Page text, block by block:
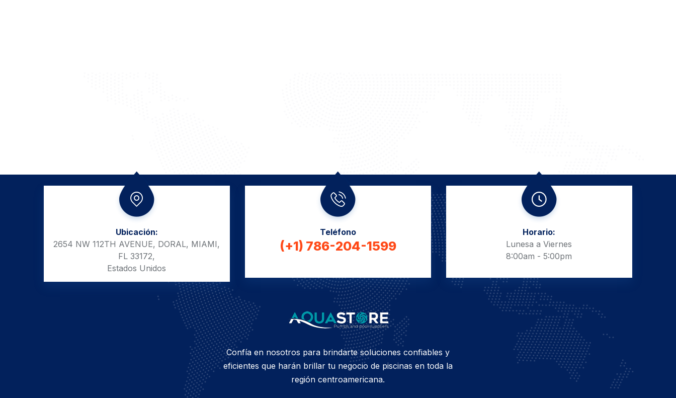
Ubicación:
2654 NW 112TH AVENUE, DORAL, MIAMI,
FL 33172,
Estados Unidos
Teléfono
(+1) 786-204-1599
Horario:
Lunesa a Viernes
8:00am - 5:00pm
Confía en nosotros para brindarte soluciones confiables y
eficientes que harán brillar tu negocio de piscinas en toda la
región centroamericana.